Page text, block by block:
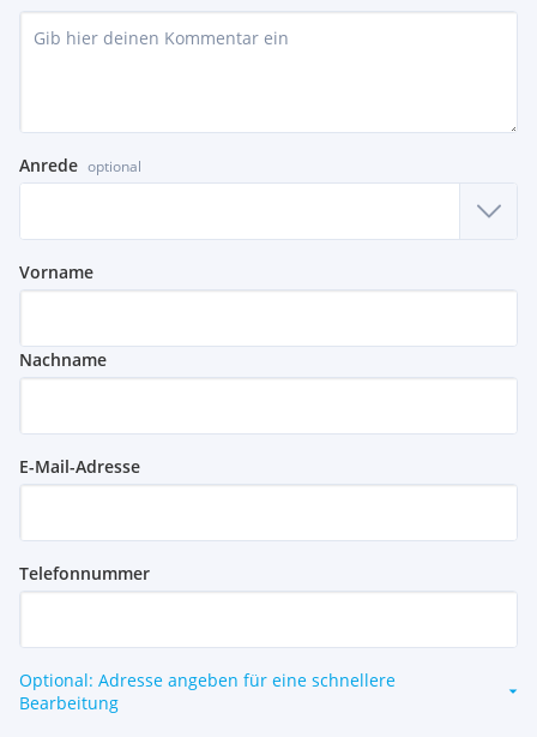
Anrede optional
Vorname
Nachname
E-Mail-Adresse
Telefonnummer
Optional: Adresse angeben für eine schnellere
Bearbeitung